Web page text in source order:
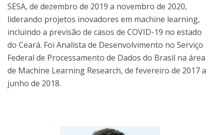
SESA, de dezembro de 2019 a novembro de 2020,
liderando projetos inovadores em machine learning,
incluindo a previsão de casos de COVID-19 no estado
do Ceará. Foi Analista de Desenvolvimento no Serviço
Federal de Processamento de Dados do Brasil na área
de Machine Learning Research, de fevereiro de 2017 a
junho de 2018.